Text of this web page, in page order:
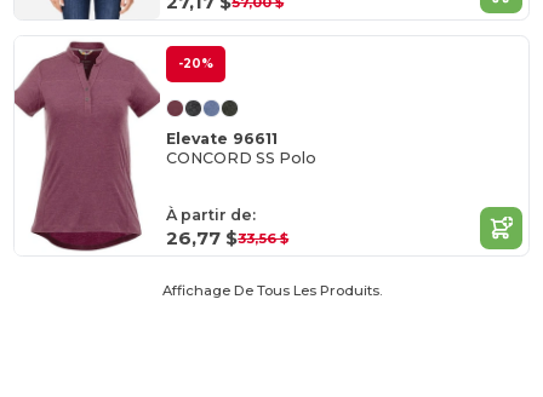
-20%
Elevate 96611
CONCORD SS Polo
À partir de:
26,77 $33,56 $
Affichage De Tous Les Produits.